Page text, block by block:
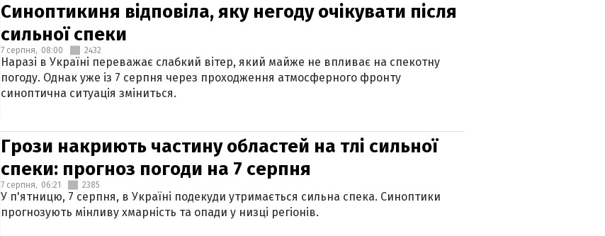
Синоптикиня відповіла, яку негоду очікувати після
сильної спеки
7 серпня, 08:00 2432
Наразі в Україні переважає слабкий вітер, який майже не впливає на спекотну
погоду. Однак уже із 7 серпня через проходження атмосферного фронту
синоптична ситуація зміниться.
Грози накриють частину областей на тлі сильної
спеки: прогноз погоди на 7 серпня
7 серпня, 06:21 2385
У п'ятницю, 7 серпня, в Україні подекуди утримається сильна спека. Синоптики
прогнозують мінливу хмарність та опади у низці регіонів.